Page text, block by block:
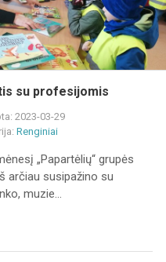
su profesijomis
2023-03-29
Renginiai
„Papartėlių“ grupės
arčiau susipažino su
muzie...